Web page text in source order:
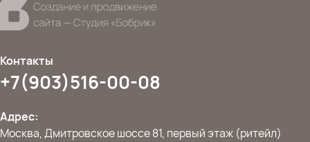
Контакты
+7(903)516-00-08
Адрес:
Москва, Дмитровское шоссе 81, первый этаж (ритейл)